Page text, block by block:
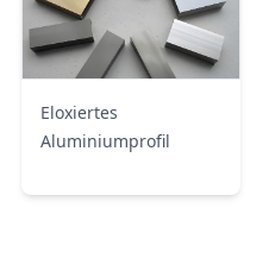
Eloxiertes
Aluminiumprofil